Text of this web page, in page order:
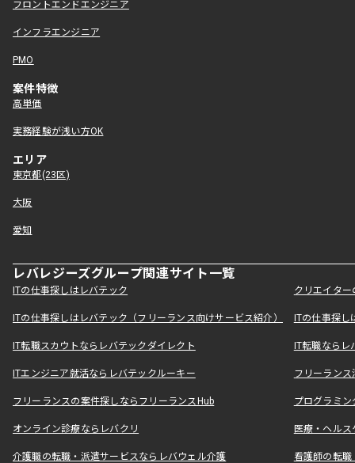
フロントエンドエンジニア
インフラエンジニア
PMO
案件特徴
高単価
実務経験が浅い方OK
エリア
東京都(23区)
大阪
愛知
レバレジーズグループ関連サイト一覧
ITの仕事探しはレバテック クリエイタ
ITの仕事探しはレバテック（フリーランス向けサービス紹介） ITの仕事探
IT転職スカウトならレバテックダイレクト IT転職なら
ITエンジニア就活ならレバテックルーキー フリーラン
フリーランスの案件探しならフリーランスHub プログラミ
オンライン診療ならレバクリ 医療・ヘル
介護職の転職・派遣サービスならレバウェル介護 看護師の転